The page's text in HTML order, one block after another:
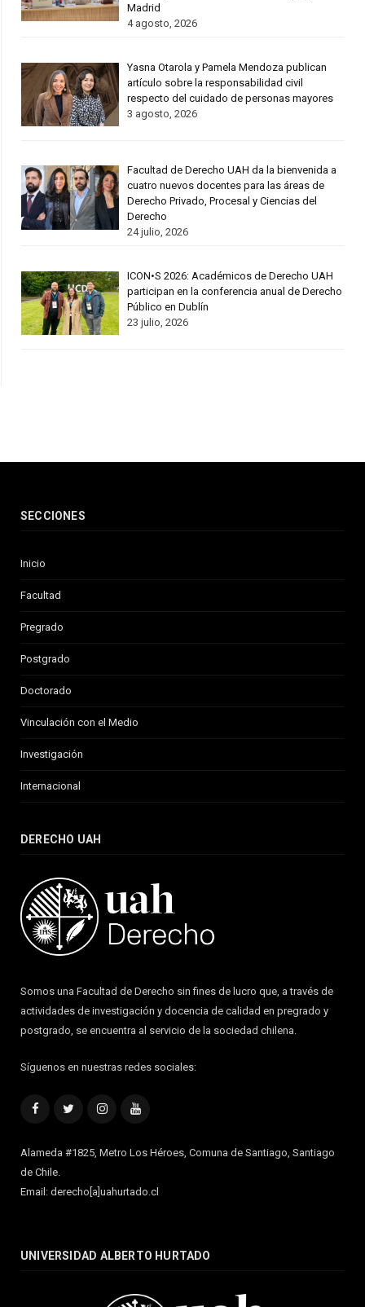
Madrid
4 agosto, 2026
Yasna Otarola y Pamela Mendoza publican
artículo sobre la responsabilidad civil
respecto del cuidado de personas mayores
3 agosto, 2026
Facultad de Derecho UAH da la bienvenida a
cuatro nuevos docentes para las áreas de
Derecho Privado, Procesal y Ciencias del
Derecho
24 julio, 2026
ICON•S 2026: Académicos de Derecho UAH
participan en la conferencia anual de Derecho
Público en Dublín
23 julio, 2026
SECCIONES
Inicio
Facultad
Pregrado
Postgrado
Doctorado
Vinculación con el Medio
Investigación
Internacional
DERECHO UAH
Somos una Facultad de Derecho sin fines de lucro que, a través de
actividades de investigación y docencia de calidad en pregrado y
postgrado, se encuentra al servicio de la sociedad chilena.
Síguenos en nuestras redes sociales:
FacebookTwitterInstagramYouTube
Alameda #1825, Metro Los Héroes, Comuna de Santiago, Santiago
de Chile.
Email: derecho[a]uahurtado.cl
UNIVERSIDAD ALBERTO HURTADO